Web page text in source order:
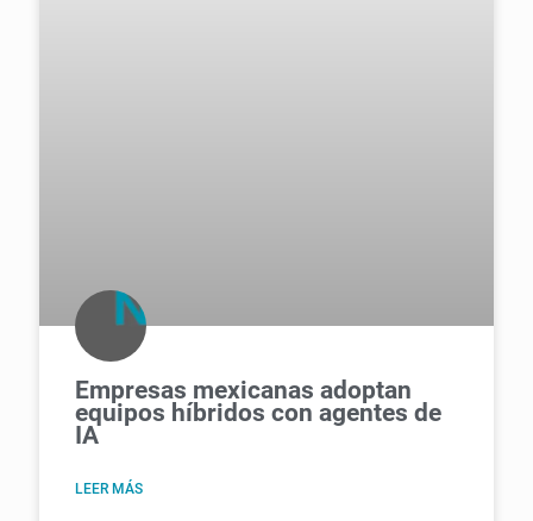
Empresas mexicanas adoptan
equipos híbridos con agentes de
IA
LEER MÁS